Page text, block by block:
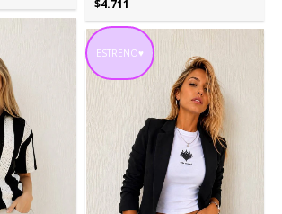
$4.711
ESTRENO♥